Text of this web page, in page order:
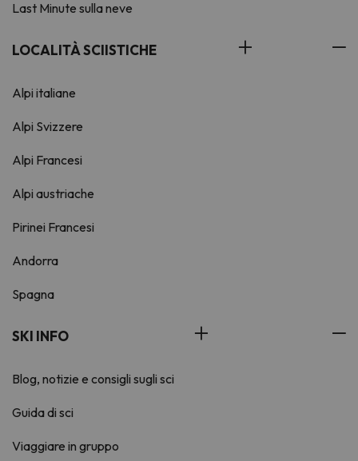
Last Minute sulla neve
LOCALITÀ SCIISTICHE
Alpi italiane
Alpi Svizzere
Alpi Francesi
Alpi austriache
Pirinei Francesi
Andorra
Spagna
SKI INFO
Blog, notizie e consigli sugli sci
Guida di sci
Viaggiare in gruppo